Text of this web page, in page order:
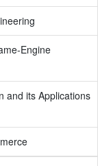
Engine
and its Applications